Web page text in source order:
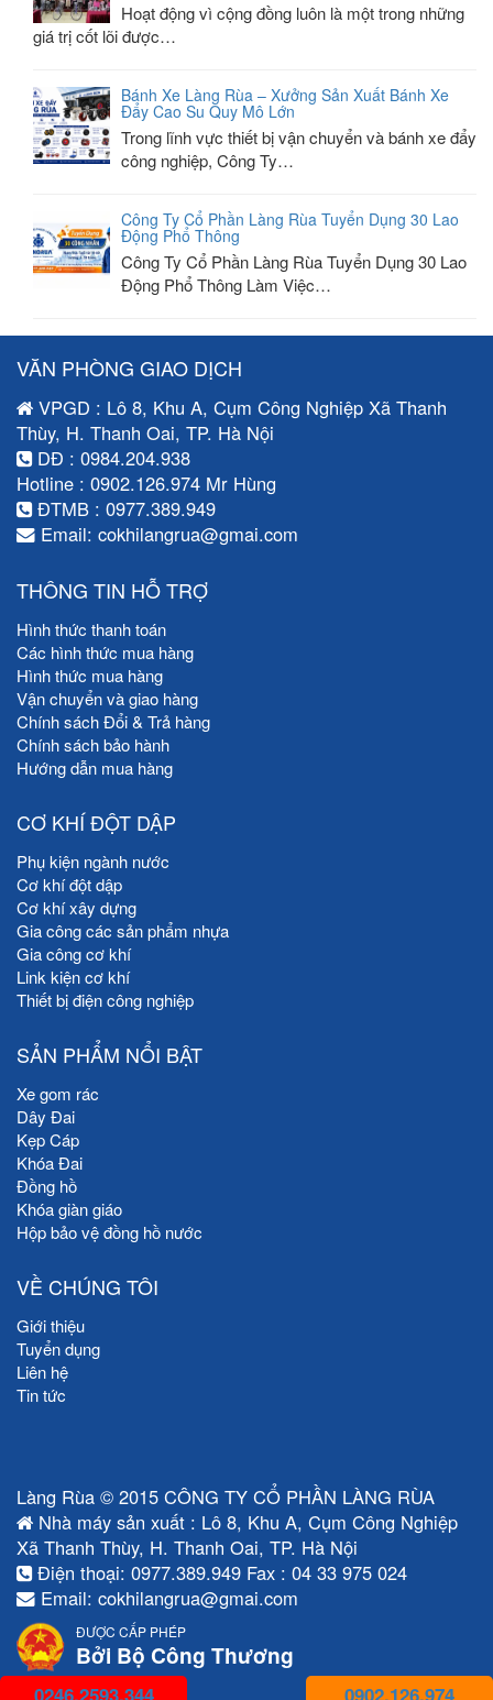
Hoạt động vì cộng đồng luôn là một trong những
giá trị cốt lõi được…
Bánh Xe Làng Rùa – Xưởng Sản Xuất Bánh Xe
Đẩy Cao Su Quy Mô Lớn
Trong lĩnh vực thiết bị vận chuyển và bánh xe đẩy
công nghiệp, Công Ty…
Công Ty Cổ Phần Làng Rùa Tuyển Dụng 30 Lao
Động Phổ Thông
Công Ty Cổ Phần Làng Rùa Tuyển Dụng 30 Lao
Động Phổ Thông Làm Việc…
VĂN PHÒNG GIAO DỊCH
VPGD : Lô 8, Khu A, Cụm Công Nghiệp Xã Thanh
Thùy, H. Thanh Oai, TP. Hà Nội
DĐ : 0984.204.938
Hotline : 0902.126.974 Mr Hùng
ĐTMB : 0977.389.949
Email: cokhilangrua@gmai.com
THÔNG TIN HỖ TRỢ
Hình thức thanh toán
Các hình thức mua hàng
Hình thức mua hàng
Vận chuyển và giao hàng
Chính sách Đổi & Trả hàng
Chính sách bảo hành
Hướng dẫn mua hàng
CƠ KHÍ ĐỘT DẬP
Phụ kiện ngành nước
Cơ khí đột dập
Cơ khí xây dựng
Gia công các sản phẩm nhựa
Gia công cơ khí
Link kiện cơ khí
Thiết bị điện công nghiệp
SẢN PHẨM NỔI BẬT
Xe gom rác
Dây Đai
Kẹp Cáp
Khóa Đai
Đồng hồ
Khóa giàn giáo
Hộp bảo vệ đồng hồ nước
VỀ CHÚNG TÔI
Giới thiệu
Tuyển dụng
Liên hệ
Tin tức
Làng Rùa © 2015 CÔNG TY CỔ PHẦN LÀNG RÙA
Nhà máy sản xuất : Lô 8, Khu A, Cụm Công Nghiệp
Xã Thanh Thùy, H. Thanh Oai, TP. Hà Nội
Điện thoại: 0977.389.949 Fax : 04 33 975 024
Email: cokhilangrua@gmai.com
ĐƯỢC CẤP PHÉP
Bởi Bộ Công Thương
0902.126.974
0246.2593.344